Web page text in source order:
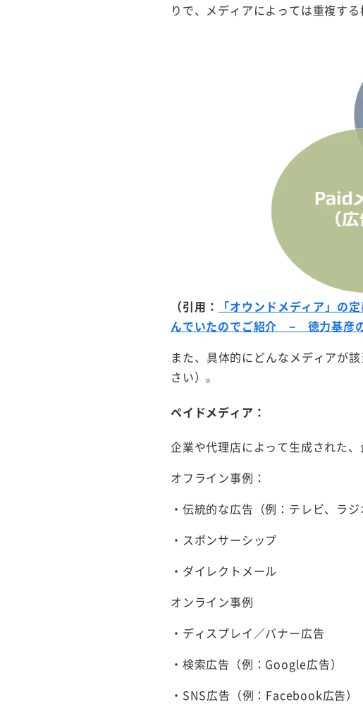
りで、メディアによっては重複する
（引用：
「オウンドメディア」の
んでいたのでご紹介 − 徳力基彦
また、具体的にどんなメディアが
さい）。
ペイドメディア：
企業や代理店によって生成された
オフライン事例：
・伝統的な広告（例：テレビ、ラ
・スポンサーシップ
・ダイレクトメール
オンライン事例
・ディスプレイ／バナー広告
・検索広告（例：Google広告）
・SNS広告（例：Facebook広告）